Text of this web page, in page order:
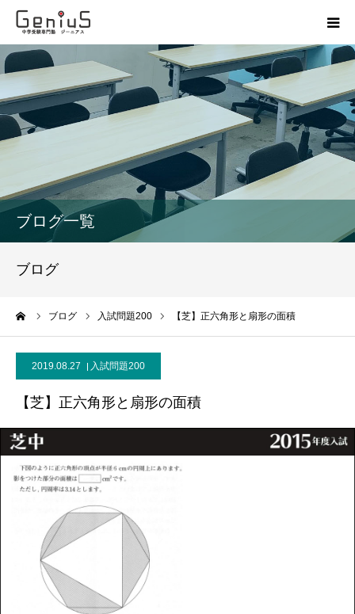
ブログ一覧
ブログ
ブログ 入試問題200 【芝】正六角形と扇形の面積
2019.08.27 入試問題200
【芝】正六角形と扇形の面積
授業
志望校別特訓
模試
お問い合わせ